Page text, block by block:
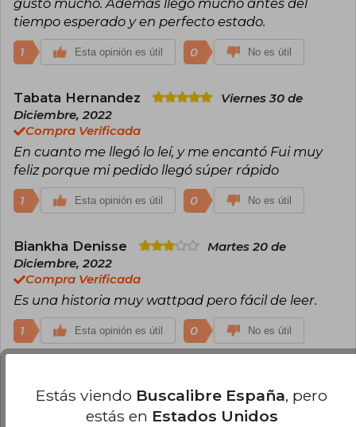
tiempo esperado y en perfecto estado.
1 Esta opinión es útil 0 No es útil
Tabata Hernandez
Viernes 30 de
Diciembre, 2022
Compra Verificada
En cuanto me llegó lo leí, y me encantó Fui muy
feliz porque mi pedido llegó súper rápido
1 Esta opinión es útil 0 No es útil
Biankha Denisse
Martes 20 de
Diciembre, 2022
Compra Verificada
Es una historia muy wattpad pero fácil de leer.
1 Esta opinión es útil 0 No es útil
¿Leíste este libro? Inicia sesión para poder
Estás viendo Buscalibre España, pero
estás en Estados Unidos